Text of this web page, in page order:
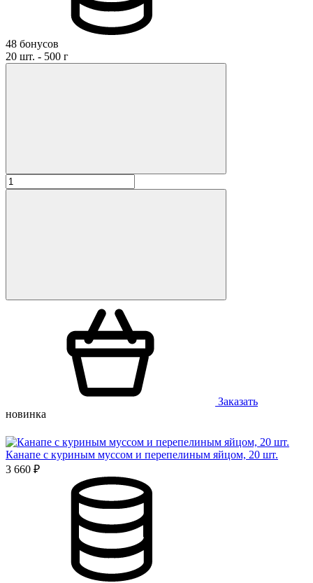
48 бонусов
20 шт. - 500 г
Заказать
новинка
Канапе с куриным муссом и перепелиным яйцом, 20 шт.
3 660 ₽